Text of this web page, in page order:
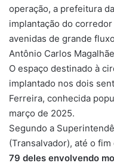
operação, a prefeitura
implantação do
avenidas de grande
Antônio Carlos
O espaço destinado à
implantado nos dois
Ferreira, conhecida
março de 2025.
Segundo a
(Transalvador), até o fim
79 deles envolvendo